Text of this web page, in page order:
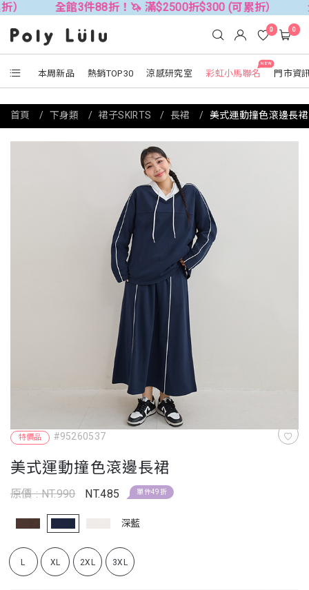
館3件88折！🦄 滿$2500折$300 (可累折） 全館3件88
本周新品 熱銷TOP30 涼感研究室
NEW
彩虹小馬聯名 門市資
0 0
特價品 #95260537
美式運動撞色滾邊長裙
原價 : NT.990 NT.485 單件49折
深藍
L XL 2XL 3XL
首頁 下身類 裙子SKIRTS 長裙 美式運動撞色滾邊長裙